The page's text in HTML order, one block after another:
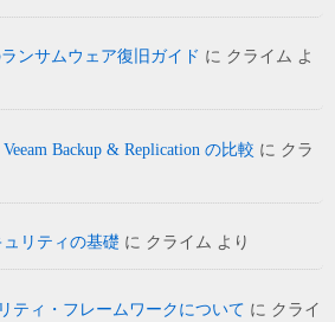
ランサムウェア復旧ガイド に クライム よ
Backup & Replication の比較 に クラ
ュリティの基礎 に クライム より
ティ・フレームワークについて に クライ